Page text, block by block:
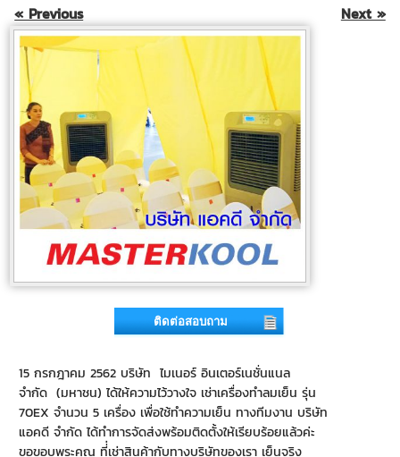
« Previous Next »
15 กรกฎาคม 2562 บริษัท ไมเนอร์ อินเตอร์เนชั่นแนล
จำกัด (มหาชน) ได้ให้ความไว้วางใจ เช่าเครื่องทำลมเย็น รุ่น
70EX จำนวน 5 เครื่อง เพื่อใช้ทำความเย็น ทางทีมงาน บริษัท
แอคดี จำกัด ได้ทำการจัดส่งพร้อมติดตั้งให้เรียบร้อยแล้วค่ะ
ขอขอบพระคุณ ที่่เช่าสินค้ากับทางบริษัทของเรา เย็นจริง